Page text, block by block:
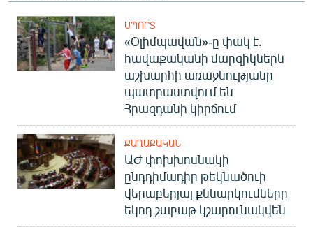
ՍՊՈՐՏ
«Օլիմպավան»-ը փակ է.
հավաքականի մարզիկներն
աշխարհի առաջնությանը
պատրաստվում են
Հրազդանի կիրճում
ՔԱՂԱՔԱԿԱՆ
ԱԺ փոխխոսնակի
ընդդիմադիր թեկնածուի
վերաբերյալ քննարկումները
եկող շաբաթ կշարունակվեն